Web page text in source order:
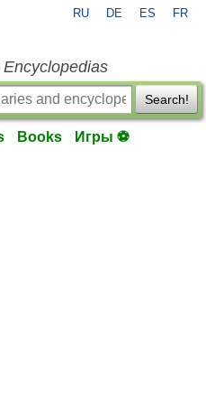
RU DE ES FR
Search!
Books Игры ⚽